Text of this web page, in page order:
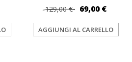
129,00 € 69,00 €
AGGIUNGI AL CARRELLO